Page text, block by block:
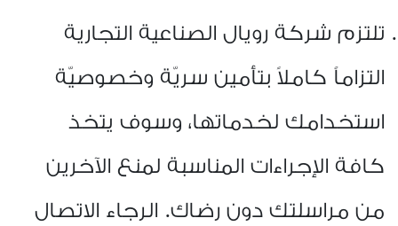
تلتزم شركة رويال الصناعية التجارية
التزاماً كاملاً بتأمين سريّة وخصوصيّة
استخدامك لخدماتها، وسوف يتخذ
كافة الإجراءات المناسبة لمنع الآخرين
من مراسلتك دون رضاك. الرجاء الاتصال